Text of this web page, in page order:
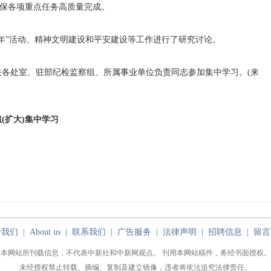
各项重点任务高质量完成。
动、精神文明建设和平安建设等工作进行了研究讨论。
室、驻部纪检监察组、所属事业单位负责同志参加集中学习。(来
扩大)集中学习
们 | About us| 联系我们 | 广告服务 | 法律声明 | 招聘信息 | 留
本网站所刊载信息，不代表中新社和中新网观点。 刊用本网站稿件，务经书面授权。
未经授权禁止转载、摘编、复制及建立镜像，违者将依法追究法律责任。